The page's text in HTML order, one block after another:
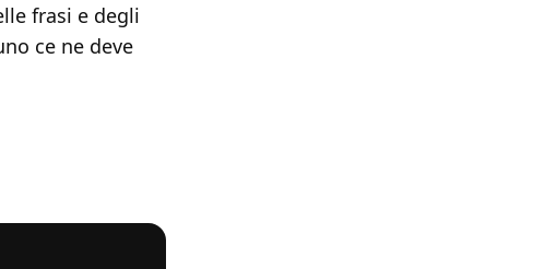
frasi e degli
ce ne deve